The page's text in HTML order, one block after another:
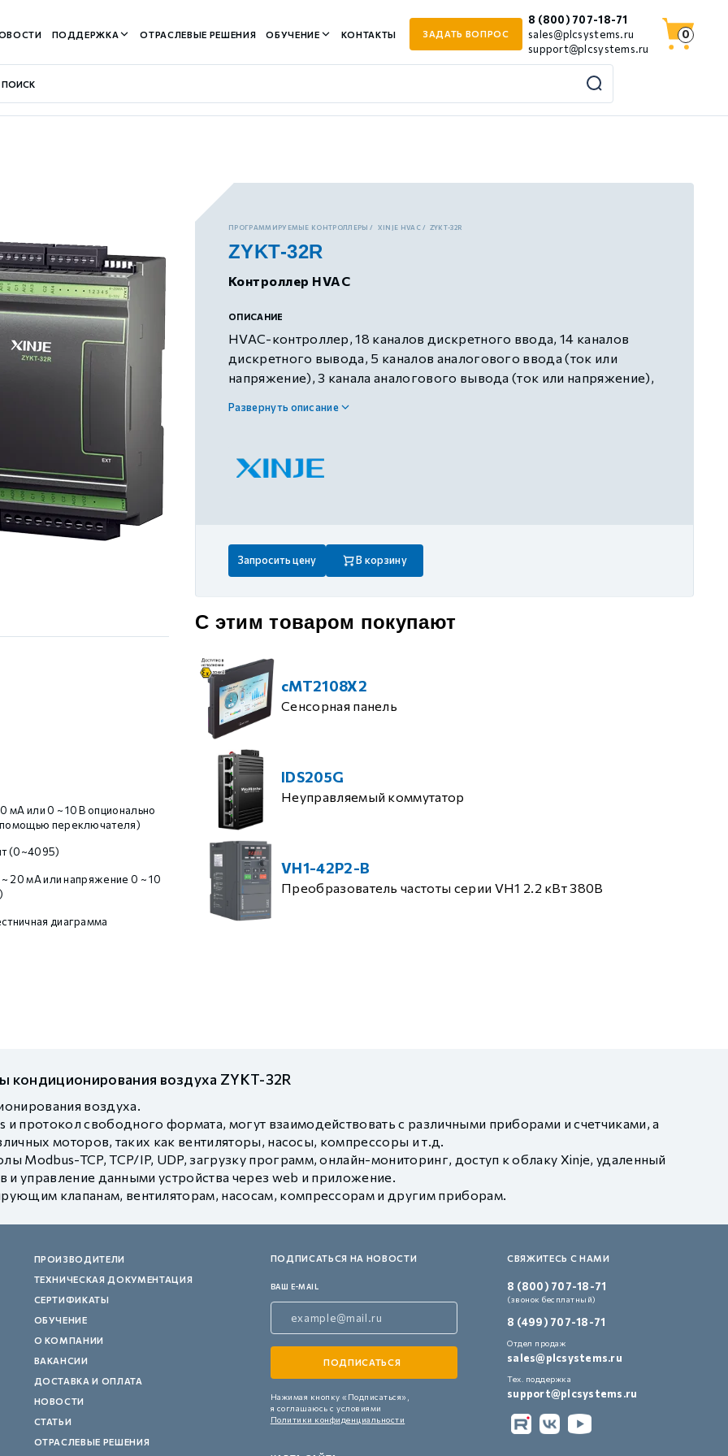
ПОДДЕРЖКА ОТРАСЛЕВЫЕ РЕШЕНИЯ ОБУЧЕНИЕ КОНТАКТЫ ЗАДАТЬ ВОПРОС
8 (800) 707-18-71
sales@plcsystems.ru
support@plcsystems.ru
0
ПРОГРАММИРУЕМЫЕ КОНТРОЛЛЕРЫ XINJE HVAC ZYKT-32R
ZYKT-32R
Контроллер HVAC
ОПИСАНИЕ
HVAC-контроллер, 18 каналов дискретного ввода, 14 каналов
дискретного вывода, 5 каналов аналогового ввода (ток или
напряжение), 3 канала аналогового вывода (ток или напряжение),
Развернуть описание
Запросить цену В корзину
мА или 0 ~ 10 В опционально
помощью переключателя)
(0~4095)
~ 20 мА или напряжение 0 ~ 10
диаграмма
С этим товаром покупают
cMT2108X2
Сенсорная панель
IDS205G
Неуправляемый коммутатор
VH1-42P2-B
Преобразователь частоты серии VH1 2.2 кВт 380В
кондиционирования воздуха ZYKT-32R
воздуха.
протокол свободного формата, могут взаимодействовать с различными приборами и счетчиками, а
моторов, таких как вентиляторы, насосы, компрессоры и т.д.
Modbus-TCP, TCP/IP, UDP, загрузку программ, онлайн-мониторинг, доступ к облаку Xinje, удаленный
управление данными устройства через web и приложение.
клапанам, вентиляторам, насосам, компрессорам и другим приборам.
ПРОИЗВОДИТЕЛИ
ТЕХНИЧЕСКАЯ ДОКУМЕНТАЦИЯ
СЕРТИФИКАТЫ
ОБУЧЕНИЕ
О КОМПАНИИ
ВАКАНСИИ
ДОСТАВКА И ОПЛАТА
НОВОСТИ
СТАТЬИ
ОТРАСЛЕВЫЕ РЕШЕНИЯ
ПОДПИСАТЬСЯ НА НОВОСТИ
ВАШ E-MAIL
Нажимая кнопку «Подписаться»,
я соглашаюсь с условиями
Политики конфиденциальности
СВЯЖИТЕСЬ С НАМИ
8 (800) 707-18-71
(звонок бесплатный)
8 (499) 707-18-71
Отдел продаж
sales@plcsystems.ru
Тех. поддержка
support@plcsystems.ru
контуром)
с разомкнутым контуром)
контуром)